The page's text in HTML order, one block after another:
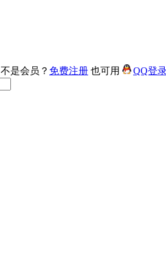
不是会员？ 免费注册 也可用 QQ登